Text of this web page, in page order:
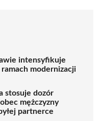
intensyfikuje
ramach modernizacji
stosuje dozór
mężczyzny
partnerce